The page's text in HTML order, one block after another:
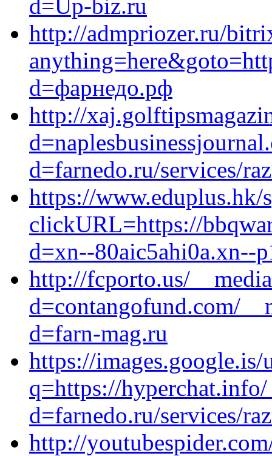
d=Up-biz.ru
http://admpriozer.ru/
d=фарнедо.рф
http://
d=farnedo.ru/services/
https://www.eduplus.hk/
clickURL=https://
d=xn--80aic5ahi0a.xn--
http://fcporto.us/
d=contangofund.com/
d=farn-mag.ru
https://images.google.is/
q=https://
d=farnedo.ru/services/
http://